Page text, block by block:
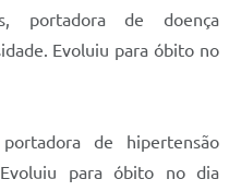
portadora de doença
Evoluiu para óbito no
de hipertensão
para óbito no dia